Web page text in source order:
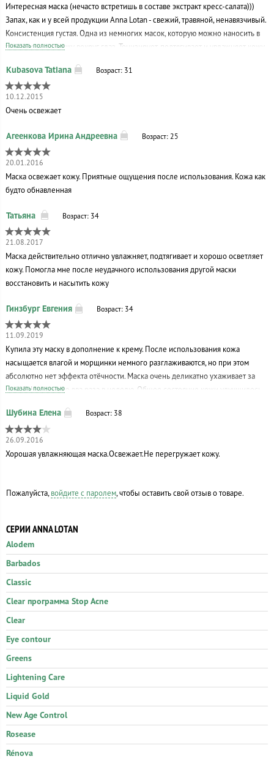
Интересная маска (нечасто встретишь в составе экстракт кресс-салата)))
Запах, как и у всей продукции Anna Lotan - свежий, травяной, ненавязчивый.
Консистенция густая. Одна из немногих масок, которую можно наносить в
том числе и на кожу вокруг глаз. Тонизирует, подтягивает и увлажняет кожу.
Показать полностью
Возраст: 31
10.12.2015
Очень освежает
Возраст: 25
20.01.2016
Маска освежает кожу. Приятные ощущения после использования. Кожа как
будто обнавленная
Возраст: 34
21.08.2017
Маска действительно отлично увлажняет, подтягивает и хорошо осветляет
кожу. Помогла мне после неудачного использования другой маски
восстановить и насытить кожу
Возраст: 34
11.09.2019
Купила эту маску в дополнение к крему. После использования кожа
насыщается влагой и морщинки немного разглаживаются, но при этом
абсолютно нет эффекта отёчности. Маска очень деликатно ухаживает за
кожей. Использую два раза в неделю. Общее состояние кожи улучшилось,
кстати, смешанный- нормальная+ сухая.
Показать полностью
Возраст: 38
26.09.2016
Хорошая увлажняющая маска.Освежает.Не перегружает кожу.
Пожалуйста, войдите с паролем, чтобы оставить свой отзыв о товаре.
СЕРИИ ANNA LOTAN
Alodem
Barbados
Classic
Clear программа Stop Acne
Clear
Eye contour
Greens
Lightening Care
Liquid Gold
New Age Control
Rosease
Rénova